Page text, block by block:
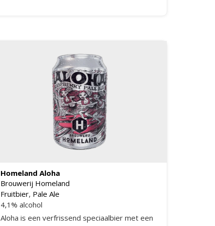
Homeland Aloha
Brouwerij Homeland
Fruitbier, Pale Ale
4,1% alcohol
Aloha is een verfrissend speciaalbier met een